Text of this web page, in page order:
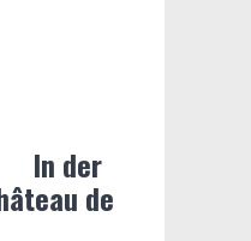
In der
de